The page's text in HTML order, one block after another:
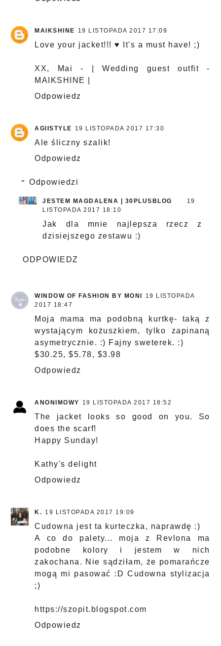
MAIKSHINE 19 LISTOPADA 2017 17:09
Love your jacket!!! ♥ It's a must have! ;)
XX, Mai - |Wedding guest outfit -
MAIKSHINE
Odpowiedz
AGIISTYLE 19 LISTOPADA 2017 17:30
Ale śliczny szalik!
Odpowiedz
Odpowiedzi
JESTEM MAGDALENA | 30PLUSBLOG
19
LISTOPADA 2017 18:10
Jak dla mnie najlepsza rzecz z
dzisiejszego zestawu :)
ODPOWIEDZ
WINDOW OF FASHION BY MONI
19 LISTOPADA
2017 18:47
Moja mama ma podobną kurtkę- taką z
wystającym kożuszkiem, tylko zapinaną
asymetrycznie. :) Fajny sweterek. :)
$30.25, $5.78, $3.98
Odpowiedz
ANONIMOWY 19 LISTOPADA 2017 18:52
The jacket looks so good on you. So
does the scarf!
Happy Sunday!
Kathy's delight
Odpowiedz
K. 19 LISTOPADA 2017 19:09
Cudowna jest ta kurteczka, naprawdę :)
A co do palety... moja z Revlona ma
podobne kolory i jestem w nich
zakochana. Nie sądziłam, że pomarańcze
mogą mi pasować :D Cudowna stylizacja
;)
https://szopit.blogspot.com
Odpowiedz